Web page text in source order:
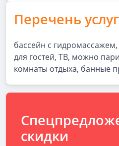
Перечень услуг
бассейн с
для гостей, ТВ, можно
комнаты отдыха, банные
скидки